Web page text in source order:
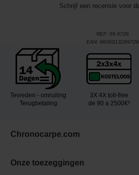
Schrijf een recensie voor
REF: 56-9726
EAN: 8606013289726
Tevreden - omruiling
Terugbetaling
3X 4X toll-free
de 90 a 2500€²
Chronocarpe.com
Onze toezeggingen